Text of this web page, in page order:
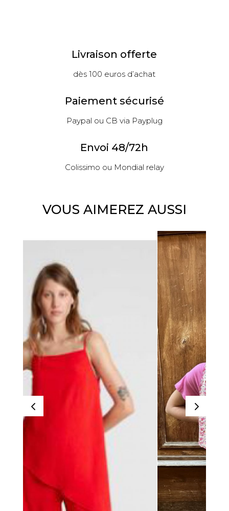
Livraison offerte
dès 100 euros d’achat
Paiement sécurisé
Paypal ou CB via Payplug
Envoi 48/72h
Colissimo ou Mondial relay
VOUS AIMEREZ AUSSI